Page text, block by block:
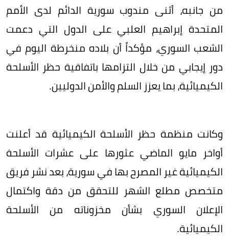
من جانبه، أثنى مندوب سورية الدائم لدى الأمم
المتحدة إبراهيم العلبي على الدول التي دعمت
الشعب السوري، مؤكداً أن بلاده منخرطة اليوم في
دور إيجابي من خلال التزامها باتفاقية حظر الأسلحة
الكيميائية، بما يعزز السلم والأمن الدوليين.
وكانت منظمة حظر الأسلحة الكيميائية قد أعلنت
أواخر مايو الماضي عثورها على عشرات الأسلحة
الكيميائية غير المصرح بها في سورية، بعد نشر فريق
متخصص مطلع الشهر للتحقق من دقة واكتمال
الإعلان السوري بشأن مخزوناته من الأسلحة
الكيميائية.